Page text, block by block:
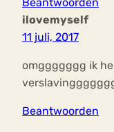
ilovemyself
11 juli, 2017
omggggggg ik
Beantwoorden